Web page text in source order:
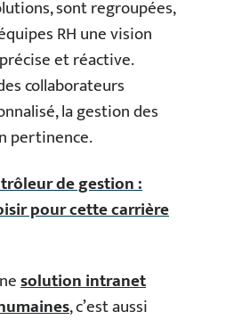
sont regroupées,
RH une vision
et réactive.
collaborateurs
la gestion des
pertinence.
de gestion :
pour cette carrière
solution intranet
, c’est aussi